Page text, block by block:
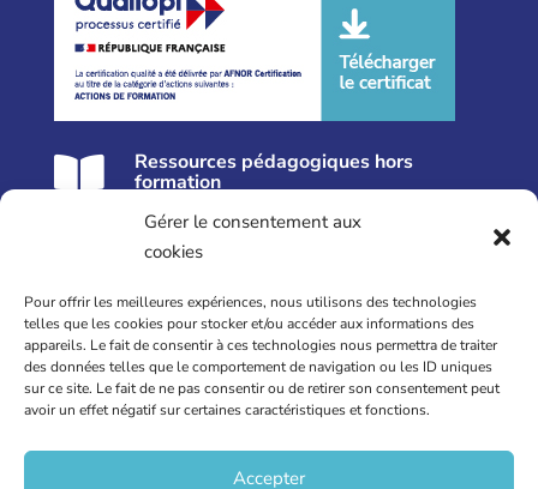
Gérer le consentement aux
cookies
Pour offrir les meilleures expériences, nous utilisons des technologies
telles que les cookies pour stocker et/ou accéder aux informations des
appareils. Le fait de consentir à ces technologies nous permettra de traiter
des données telles que le comportement de navigation ou les ID uniques
sur ce site. Le fait de ne pas consentir ou de retirer son consentement peut
avoir un effet négatif sur certaines caractéristiques et fonctions.
Accepter
 Ressources pédagogiques hors
formation
Nos formations près de Lille
Formation Réflexologie
Formation Périnatalité
Formation Posture Professionnelle
Supervisions
Formations intra sur-mesure
07 69 688 677